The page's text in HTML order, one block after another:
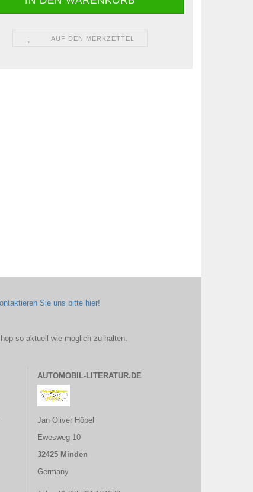
AUF DEN MERKZETTEL
Sie uns bitte hier!
so aktuell wie möglich zu halten.
AUTOMOBIL-LITERATUR.DE
Jan Oliver Höpel
Ewesweg 10
32425 Minden
Germany